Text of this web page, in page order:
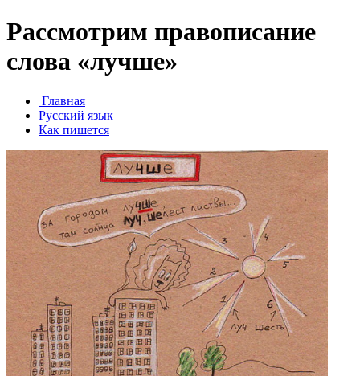
Рассмотрим правописание
слова «лучше»
Главная
Русский язык
Как пишется